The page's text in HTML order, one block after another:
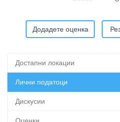
Додадете оценка
Достапни локации
Лични податоци
Дискусии